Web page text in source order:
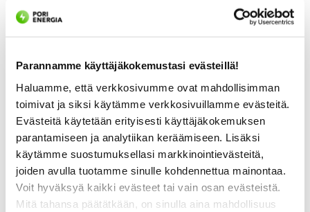
Parannamme käyttäjäkokemustasi evästeillä!
Haluamme, että verkkosivumme ovat mahdollisimman
toimivat ja siksi käytämme verkkosivuillamme evästeitä.
Evästeitä käytetään erityisesti käyttäjäkokemuksen
parantamiseen ja analytiikan keräämiseen. Lisäksi
käytämme suostumuksellasi markkinointievästeitä,
joiden avulla tuotamme sinulle kohdennettua mainontaa.
Voit hyväksyä kaikki evästeet tai vain osan evästeistä.
Mitä tahansa päätätkään, on sinulla aina mahdollisuus
Power cuts
Read more about power outages and tips on how to
prepare for them.